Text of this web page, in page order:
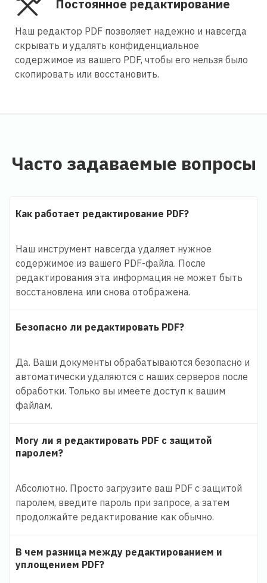
Постоянное редактирование
Наш редактор PDF позволяет надежно и навсегда
скрывать и удалять конфиденциальное
содержимое из вашего PDF, чтобы его нельзя было
скопировать или восстановить.
Часто задаваемые вопросы
Как работает редактирование PDF?
Наш инструмент навсегда удаляет нужное
содержимое из вашего PDF-файла. После
редактирования эта информация не может быть
восстановлена или снова отображена.
Безопасно ли редактировать PDF?
Да. Ваши документы обрабатываются безопасно и
автоматически удаляются с наших серверов после
обработки. Только вы имеете доступ к вашим
файлам.
Могу ли я редактировать PDF с защитой
паролем?
Абсолютно. Просто загрузите ваш PDF с защитой
паролем, введите пароль при запросе, а затем
продолжайте редактирование как обычно.
В чем разница между редактированием и
уплощением PDF?